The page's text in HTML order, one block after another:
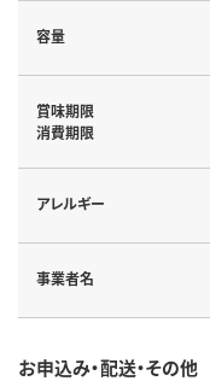
容量
賞味期限
消費期限
アレルギー
事業者名
お申込み・配送・その他